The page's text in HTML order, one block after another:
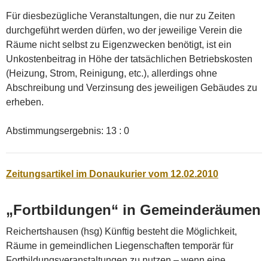
Für diesbezügliche Veranstaltungen, die nur zu Zeiten
durchgeführt werden dürfen, wo der jeweilige Verein die
Räume nicht selbst zu Eigenzwecken benötigt, ist ein
Unkostenbeitrag in Höhe der tatsächlichen Betriebskosten
(Heizung, Strom, Reinigung, etc.), allerdings ohne
Abschreibung und Verzinsung des jeweiligen Gebäudes zu
erheben.
Abstimmungsergebnis: 13 : 0
Zeitungsartikel im Donaukurier vom 12.02.2010
„Fortbildungen“ in Gemeinderäumen
Reichertshausen (hsg) Künftig besteht die Möglichkeit,
Räume in gemeindlichen Liegenschaften temporär für